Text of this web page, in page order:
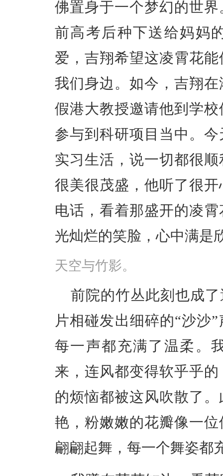
佛置身于一个梦幻的世
前高考后种下送给妈妈
爱，吉翔希望这凌霄花
我们身边。如今，吉翔
假港大教授邀请他到学
参与到科研项目当中。
实习生活，说一切都很
很美很茂盛，他听了很
电话，看着那盛开的凌
光灿烂的笑脸，心中满是
天空与竹影。
前院的竹丛此刻也成
片相碰发出细碎的“沙沙
每一声都充满了温柔。
来，连风都变得软乎乎
的烦恼都被这风吹散了
艳，粉嫩嫩的花瓣像一
翩翩起舞，每一个舞姿都